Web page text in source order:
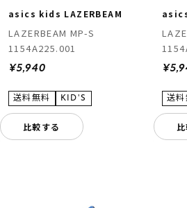
asics kids LAZERBEAM
LAZERBEAM MP-S
1154A225.001
¥5,940
比較する